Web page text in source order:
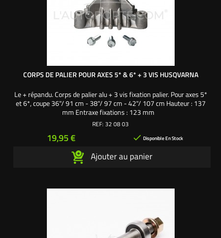
CORPS DE PALIER POUR AXES 5* & 6* + 3 VIS HUSQVARNA
Le + répandu. Corps de palier alu + 3 vis fixation palier. Pour axes 5*
et 6*, coupe 36"/ 91 cm - 38"/ 97 cm - 42"/ 107 cm Hauteur : 137
mm Entraxe fixations : 123 mm
REF: 32 08 03
Prix
19,95 €  Disponible En Stock
Ajouter au panier